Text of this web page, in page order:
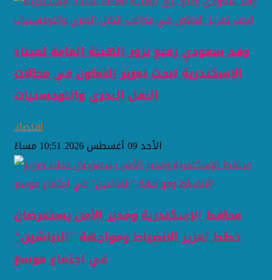
وفد سعودي رفيع يزور الهيئة العامة لميناء
الإسكندرية لبحث تعزيز التعاون في مجالات
النقل البحري واللوجستيات
اقتصاد
الأحد 09 أغسطس 2026 10:51 مساءً
محافظ الإسكندرية ومدير الأمن يستعرضان
خطط تعزيز الانضباط ومواجهة "النباشين"
في اجتماع موسع